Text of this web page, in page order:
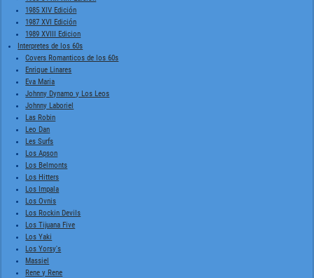
1985 XIV Edición
1987 XVI Edición
1989 XVIII Edicion
Interpretes de los 60s
Covers Romanticos de los 60s
Enrique Linares
Eva Maria
Johnny Dynamo y Los Leos
Johnny Laboriel
Las Robin
Leo Dan
Les Surfs
Los Apson
Los Belmonts
Los Hitters
Los Impala
Los Ovnis
Los Rockin Devils
Los Tijuana Five
Los Yaki
Los Yorsy's
Massiel
Rene y Rene